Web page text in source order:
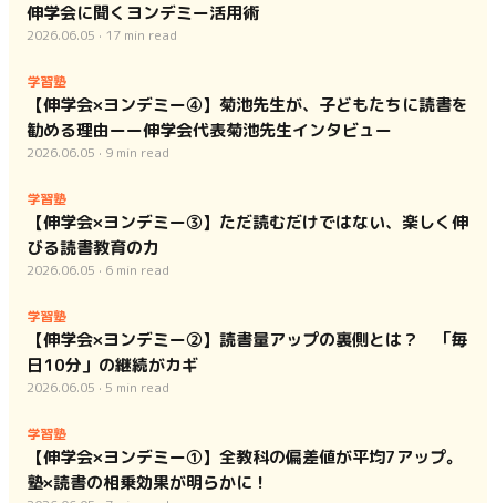
伸学会に聞くヨンデミー活用術
2026.06.05 · 17 min read
学習塾
【伸学会×ヨンデミー④】菊池先生が、子どもたちに読書を
勧める理由ーー伸学会代表菊池先生インタビュー
2026.06.05 · 9 min read
学習塾
【伸学会×ヨンデミー③】ただ読むだけではない、楽しく伸
びる読書教育の力
2026.06.05 · 6 min read
学習塾
【伸学会×ヨンデミー②】読書量アップの裏側とは？ 「毎
日10分」の継続がカギ
2026.06.05 · 5 min read
学習塾
【伸学会×ヨンデミー①】全教科の偏差値が平均7アップ。
塾×読書の相乗効果が明らかに！